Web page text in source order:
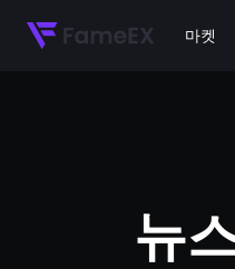
마켓
뉴